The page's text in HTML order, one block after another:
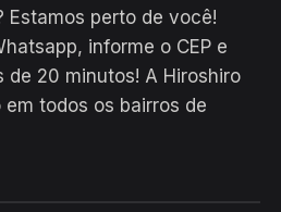
Estamos perto de você!
informe o CEP e
de 20 minutos! A Hiroshiro
todos os bairros de